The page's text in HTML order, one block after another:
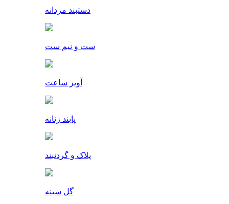
دستبند مردانه
ست و نیم ست
آویز ساعت
پابند زنانه
پلاک و گردنبند
گل سینه